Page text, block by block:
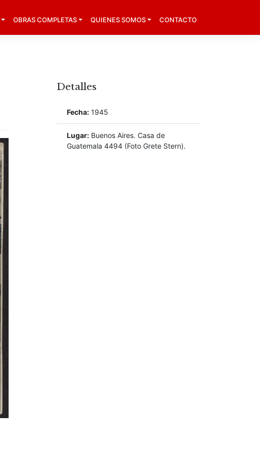
OBRAS COMPLETAS QUIENES SOMOS CONTACTO
Detalles
Fecha: 1945
Lugar: Buenos Aires. Casa de
Guatemala 4494 (Foto Grete Stern).